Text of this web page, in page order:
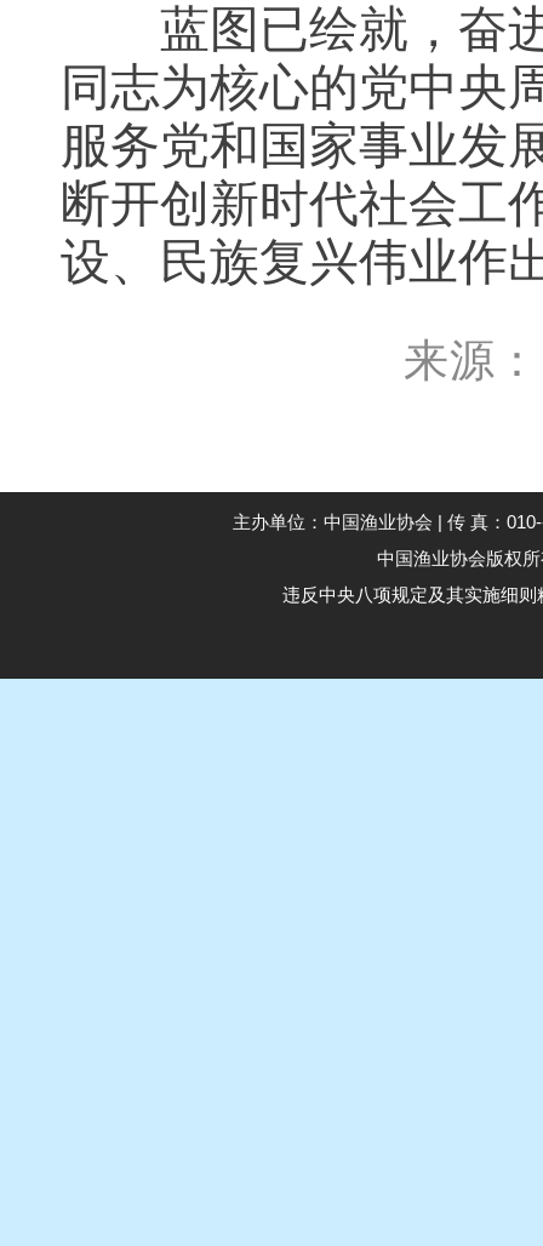
蓝图已绘就，奋进
同志为核心的党中央
服务党和国家事业发
断开创新时代社会工
设、民族复兴伟业作
来源
主办单位：中国渔业协会 | 传 真：
中国渔业协会版权
违反中央八项规定及其实施细